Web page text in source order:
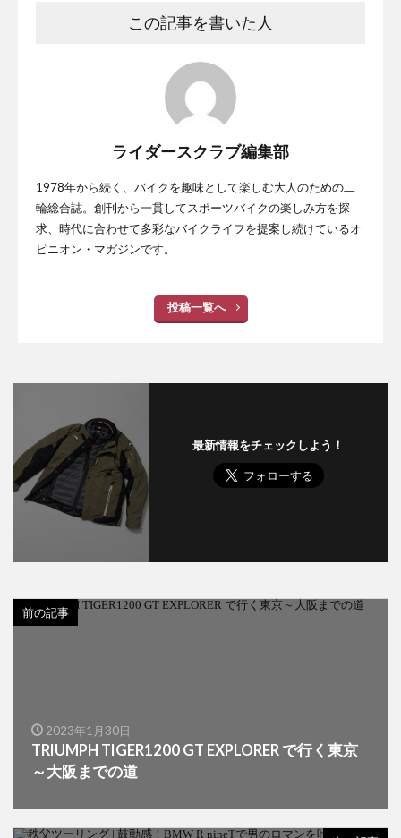
この記事を書いた人
ライダースクラブ編集部
1978年から続く、バイクを趣味として楽しむ大人のための二
輪総合誌。創刊から一貫してスポーツバイクの楽しみ方を探
求、時代に合わせて多彩なバイクライフを提案し続けているオ
ピニオン・マガジンです。
投稿一覧へ
最新情報をチェックしよう！
前の記事
2023年1月30日
TRIUMPH TIGER1200 GT EXPLORER で行く東京
～大阪までの道